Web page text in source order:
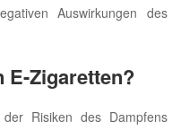
Auswirkungen des
E-Zigaretten?
Risiken des Dampfens